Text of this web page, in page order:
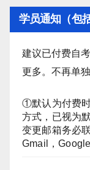
学员通知（包
建议已付费自
更多。不再单
①默认为付费
方式，已视为
变更邮箱务必
Gmail，